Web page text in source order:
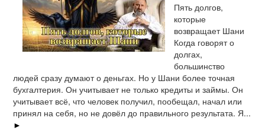
Пять долгов,
которые
возвращает Шани
Когда говорят о
долгах,
большинство
людей сразу думают о деньгах. Но у Шани более точная
бухгалтерия. Он учитывает не только кредиты и займы. Он
учитывает всё, что человек получил, пообещал, начал или
принял на себя, но не довёл до правильного результата. Я...
►